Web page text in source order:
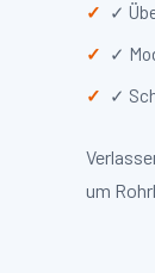
✓
✓
✓
um